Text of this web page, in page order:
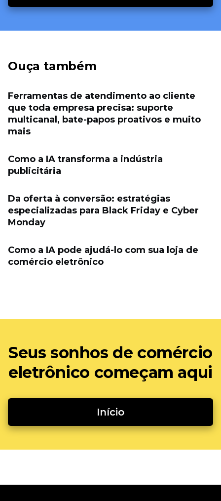
Ouça também
Ferramentas de atendimento ao cliente
que toda empresa precisa: suporte
multicanal, bate-papos proativos e muito
mais
Como a IA transforma a indústria
publicitária
Da oferta à conversão: estratégias
especializadas para Black Friday e Cyber ​​
Monday
Como a IA pode ajudá-lo com sua loja de
comércio eletrônico
Seus sonhos de comércio
eletrônico começam aqui
Início